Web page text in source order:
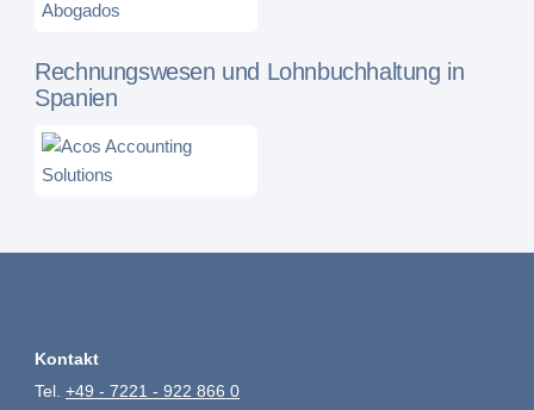
Rechnungswesen und Lohnbuchhaltung in
Spanien
Kontakt
Tel.+49 - 7221 - 922 866 0